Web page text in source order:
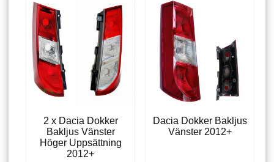
2 x Dacia Dokker
Bakljus Vänster
Höger Uppsättning
2012+
Dacia Dokker Bakljus
Vänster 2012+